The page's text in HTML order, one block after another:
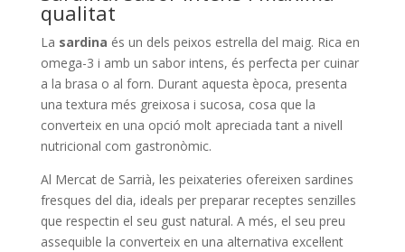
qualitat
La sardina és un dels peixos estrella del maig. Rica en
omega-3 i amb un sabor intens, és perfecta per cuinar
a la brasa o al forn. Durant aquesta època, presenta
una textura més greixosa i sucosa, cosa que la
converteix en una opció molt apreciada tant a nivell
nutricional com gastronòmic.
Al Mercat de Sarrià, les peixateries ofereixen sardines
fresques del dia, ideals per preparar receptes senzilles
que respectin el seu gust natural. A més, el seu preu
assequible la converteix en una alternativa excel·lent